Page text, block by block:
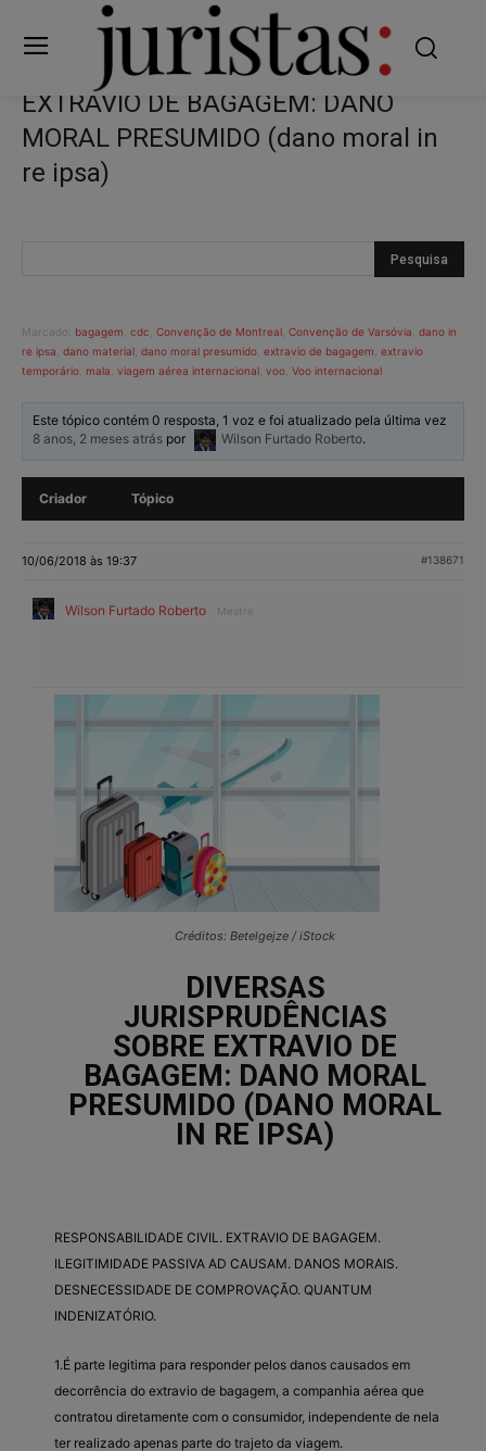
EXTRAVIO DE BAGAGEM: DANO
MORAL PRESUMIDO (dano moral in
re ipsa)
Marcado: bagagem cdc Convenção de Montreal Convenção de Varsóvia dano in
re ipsa dano material dano moral presumido extravio de bagagem extravio
temporário mala viagem aérea internacional voo Voo internacional
Este tópico contém 0 resposta, 1 voz e foi atualizado pela última vez
8 anos, 2 meses atrás por Wilson Furtado Roberto.
Criador Tópico
10/06/2018 às 19:37 #138671
Wilson Furtado Roberto Mestre
Créditos: Betelgejze / iStock
DIVERSAS
JURISPRUDÊNCIAS
SOBRE EXTRAVIO DE
BAGAGEM: DANO MORAL
PRESUMIDO (DANO MORAL
IN RE IPSA)
RESPONSABILIDADE CIVIL. EXTRAVIO DE BAGAGEM.
ILEGITIMIDADE PASSIVA AD CAUSAM. DANOS MORAIS.
DESNECESSIDADE DE COMPROVAÇÃO. QUANTUM
INDENIZATÓRIO.
1.É parte legitima para responder pelos danos causados em
decorrência do extravio de bagagem, a companhia aérea que
contratou diretamente com o consumidor, independente de nela
ter realizado apenas parte do trajeto da viagem.